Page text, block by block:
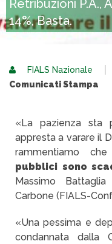
Retribuzioni P.A.,
14%, Basta.
FIALS Nazionale
Comunicati Stampa
«La pazienza sta
appresta a varare il
rammentiamo che
pubblici sono
Massimo
Carbone (FIALS-
«Una pessima e
condannata dalla